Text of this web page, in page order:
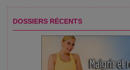
DOSSIERS RÉCENTS